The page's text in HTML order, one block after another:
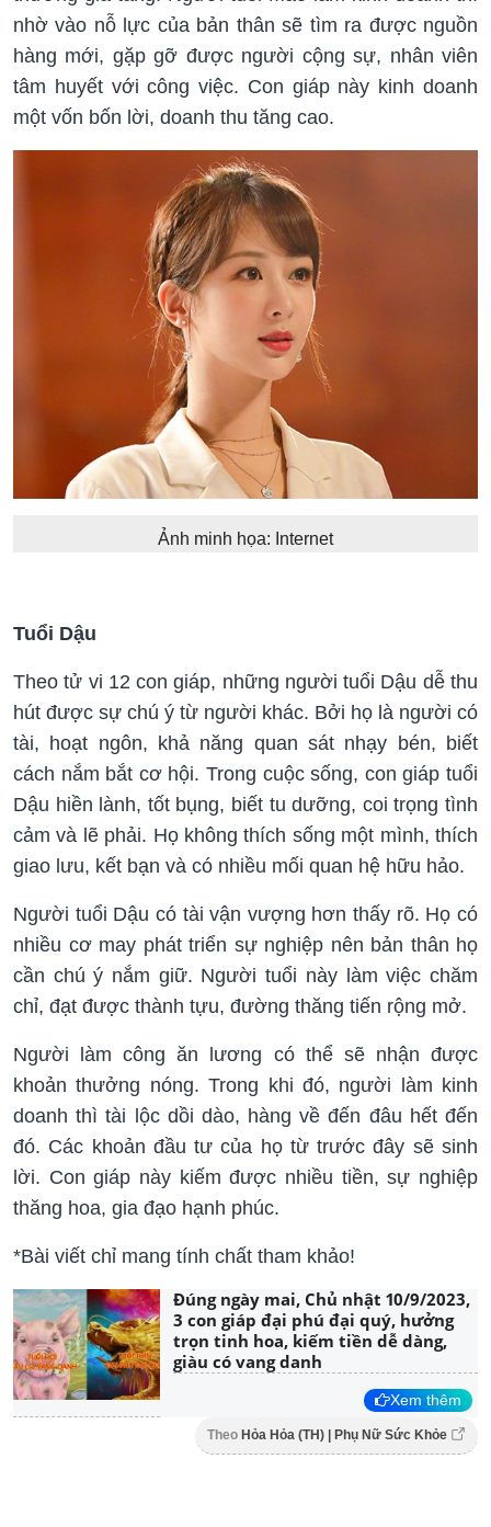
nhờ vào nỗ lực của bản thân sẽ tìm ra được nguồn
hàng mới, gặp gỡ được người cộng sự, nhân viên
tâm huyết với công việc. Con giáp này kinh doanh
một vốn bốn lời, doanh thu tăng cao.
Ảnh minh họa: Internet
Tuổi Dậu
Theo tử vi 12 con giáp, những người tuổi Dậu dễ thu
hút được sự chú ý từ người khác. Bởi họ là người có
tài, hoạt ngôn, khả năng quan sát nhạy bén, biết
cách nắm bắt cơ hội. Trong cuộc sống, con giáp tuổi
Dậu hiền lành, tốt bụng, biết tu dưỡng, coi trọng tình
cảm và lẽ phải. Họ không thích sống một mình, thích
giao lưu, kết bạn và có nhiều mối quan hệ hữu hảo.
Người tuổi Dậu có tài vận vượng hơn thấy rõ. Họ có
nhiều cơ may phát triển sự nghiệp nên bản thân họ
cần chú ý nắm giữ. Người tuổi này làm việc chăm
chỉ, đạt được thành tựu, đường thăng tiến rộng mở.
Người làm công ăn lương có thể sẽ nhận được
khoản thưởng nóng. Trong khi đó, người làm kinh
doanh thì tài lộc dồi dào, hàng về đến đâu hết đến
đó. Các khoản đầu tư của họ từ trước đây sẽ sinh
lời. Con giáp này kiếm được nhiều tiền, sự nghiệp
thăng hoa, gia đạo hạnh phúc.
*Bài viết chỉ mang tính chất tham khảo!
Đúng ngày mai, Chủ nhật 10/9/2023,
3 con giáp đại phú đại quý, hưởng
trọn tinh hoa, kiếm tiền dễ dàng,
giàu có vang danh
Xem thêm
Theo Hỏa Hỏa (TH) | Phụ Nữ Sức Khỏe